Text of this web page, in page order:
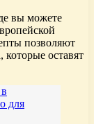
вы можете
позволяют
оставят
для